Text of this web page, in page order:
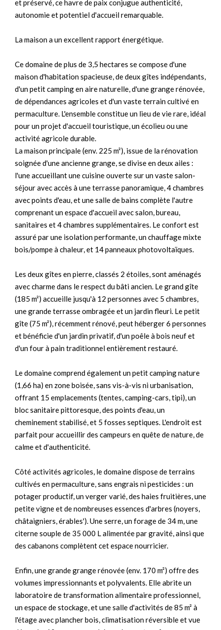
et préservé, ce havre de paix conjugue authenticité,
autonomie et potentiel d'accueil remarquable.
La maison a un excellent rapport énergétique.
Ce domaine de plus de 3,5 hectares se compose d'une
maison d'habitation spacieuse, de deux gîtes indépendants,
d'un petit camping en aire naturelle, d'une grange rénovée,
de dépendances agricoles et d'un vaste terrain cultivé en
permaculture. L'ensemble constitue un lieu de vie rare, idéal
pour un projet d'accueil touristique, un écolieu ou une
activité agricole durable.
La maison principale (env. 225 m²), issue de la rénovation
soignée d'une ancienne grange, se divise en deux ailes :
l'une accueillant une cuisine ouverte sur un vaste salon-
séjour avec accès à une terrasse panoramique, 4 chambres
avec points d'eau, et une salle de bains complète l'autre
comprenant un espace d'accueil avec salon, bureau,
sanitaires et 4 chambres supplémentaires. Le confort est
assuré par une isolation performante, un chauffage mixte
bois/pompe à chaleur, et 14 panneaux photovoltaïques.
Les deux gîtes en pierre, classés 2 étoiles, sont aménagés
avec charme dans le respect du bâti ancien. Le grand gîte
(185 m²) accueille jusqu'à 12 personnes avec 5 chambres,
une grande terrasse ombragée et un jardin fleuri. Le petit
gîte (75 m²), récemment rénové, peut héberger 6 personnes
et bénéficie d'un jardin privatif, d'un poêle à bois neuf et
d'un four à pain traditionnel entièrement restauré.
Le domaine comprend également un petit camping nature
(1,66 ha) en zone boisée, sans vis-à-vis ni urbanisation,
offrant 15 emplacements (tentes, camping-cars, tipi), un
bloc sanitaire pittoresque, des points d'eau, un
cheminement stabilisé, et 5 fosses septiques. L'endroit est
parfait pour accueillir des campeurs en quête de nature, de
calme et d'authenticité.
Côté activités agricoles, le domaine dispose de terrains
cultivés en permaculture, sans engrais ni pesticides : un
potager productif, un verger varié, des haies fruitières, une
petite vigne et de nombreuses essences d'arbres (noyers,
châtaigniers, érables'). Une serre, un forage de 34 m, une
citerne souple de 35 000 L alimentée par gravité, ainsi que
des cabanons complètent cet espace nourricier.
Enfin, une grande grange rénovée (env. 170 m²) offre des
volumes impressionnants et polyvalents. Elle abrite un
laboratoire de transformation alimentaire professionnel,
un espace de stockage, et une salle d'activités de 85 m² à
l'étage avec plancher bois, climatisation réversible et vue